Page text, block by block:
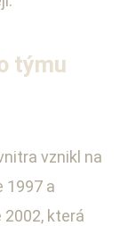
týmu
vznikl na
1997 a
2002, která